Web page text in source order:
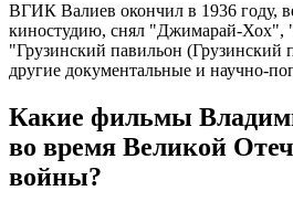
ВГИК Валиев окончил в 1936 году,
киностудию, снял "Джимарай-Хох",
"Грузинский павильон
другие документальные и научно-
Какие фильмы
во время Великой
войны?